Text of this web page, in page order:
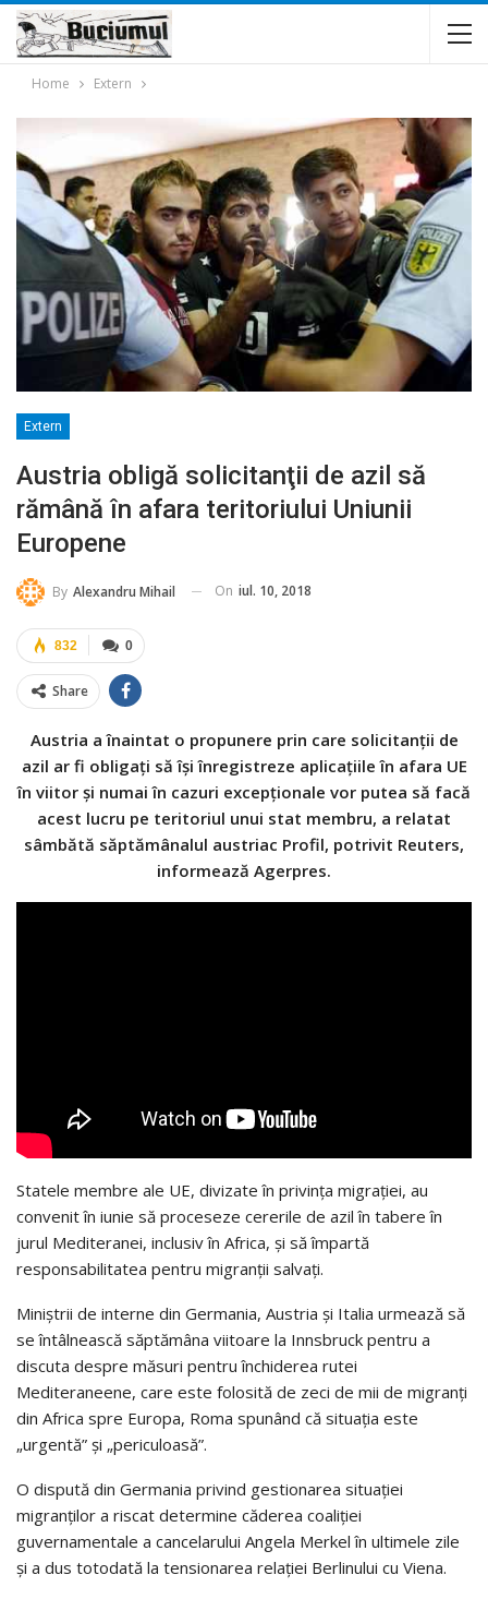
Home Extern
Extern
Austria obligă solicitanţii de azil să
rămână în afara teritoriului Uniunii
Europene
By Alexandru Mihail On iul. 10, 2018
0
832
Share
Austria a înaintat o propunere prin care solicitanţii de
azil ar fi obligaţi să îşi înregistreze aplicaţiile în afara UE
în viitor şi numai în cazuri excepţionale vor putea să facă
acest lucru pe teritoriul unui stat membru, a relatat
sâmbătă săptămânalul austriac Profil, potrivit Reuters,
informează Agerpres.
Statele membre ale UE, divizate în privinţa migraţiei, au
convenit în iunie să proceseze cererile de azil în tabere în
jurul Mediteranei, inclusiv în Africa, şi să împartă
responsabilitatea pentru migranţii salvaţi.
Miniştrii de interne din Germania, Austria şi Italia urmează să
se întâlnească săptămâna viitoare la Innsbruck pentru a
discuta despre măsuri pentru închiderea rutei
Mediteraneene, care este folosită de zeci de mii de migranţi
din Africa spre Europa, Roma spunând că situaţia este
„urgentă” şi „periculoasă”.
O dispută din Germania privind gestionarea situaţiei
migranţilor a riscat determine căderea coaliţiei
guvernamentale a cancelarului Angela Merkel în ultimele zile
şi a dus totodată la tensionarea relaţiei Berlinului cu Viena.